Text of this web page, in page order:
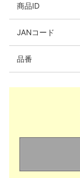
商品ID
JANコード
品番